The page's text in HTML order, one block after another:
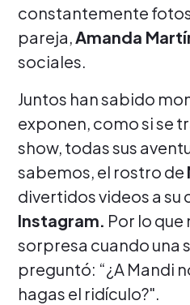
constantemente fotos
pareja,Amanda
sociales.
Juntos han sabido
exponen, como si se
show, todas sus
sabemos, el rostro de
divertidos videos a su
Instagram. Por lo que
sorpresa cuando una
preguntó: “¿A Mandi
hagas el ridículo?".